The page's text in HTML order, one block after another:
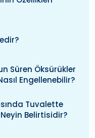
Süren Öksürükler
Engellenebilir?
Tuvalette
Belirtisidir?